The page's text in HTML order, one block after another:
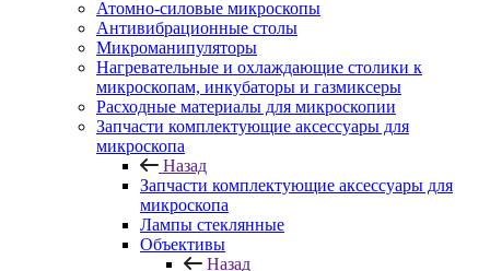
Атомно-силовые микроскопы
Антивибрационные столы
Микроманипуляторы
Нагревательные и охлаждающие столики к
микроскопам, инкубаторы и газмиксеры
Расходные материалы для микроскопии
Запчасти комплектующие аксессуары для
микроскопа
Назад
Запчасти комплектующие аксессуары для
микроскопа
Лампы стеклянные
Объективы
Назад